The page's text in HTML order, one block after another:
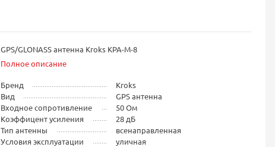
GPS/GLONASS антенна Kroks KPA-M-8
Полное описание
Бренд
Kroks
Вид
GPS антенна
Входное сопротивление
50 Ом
Коэффицент усиления
28 дБ
Тип антенны
всенаправленная
Условия эксплуатации
уличная